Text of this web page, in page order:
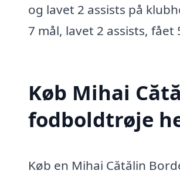
og lavet 2 assists på
7 mål, lavet 2 assists,
Køb Mihai
fodboldtrøje
Køb en Mihai Cătălin